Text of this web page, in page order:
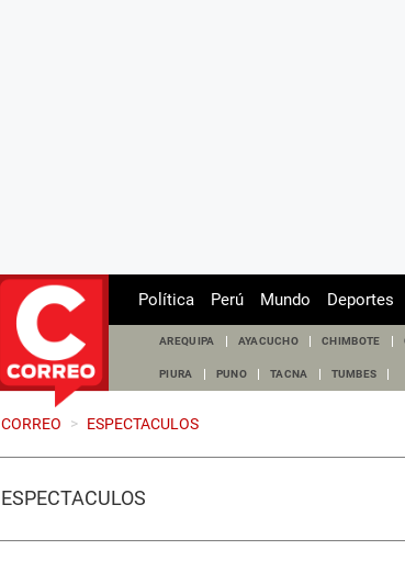
Política Perú Mundo Deportes
AREQUIPA AYACUCHO CHIMBOTE
PIURA PUNO TACNA TUMBES
CORREO > ESPECTACULOS
ESPECTÁCULOS